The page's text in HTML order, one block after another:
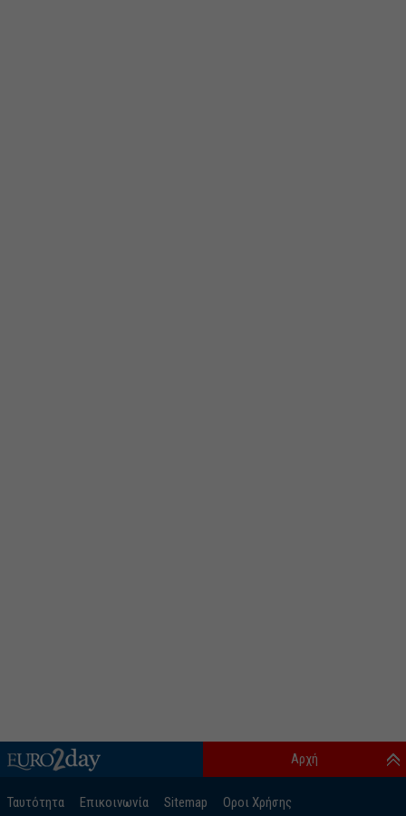
Ταυτότητα Επικοινωνία Sitemap Οροι Χρήσης
Αρχή